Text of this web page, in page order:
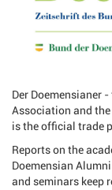
Der Doemensianer
Association and the
is the official trade
Reports on the
Doemensian
and seminars keep